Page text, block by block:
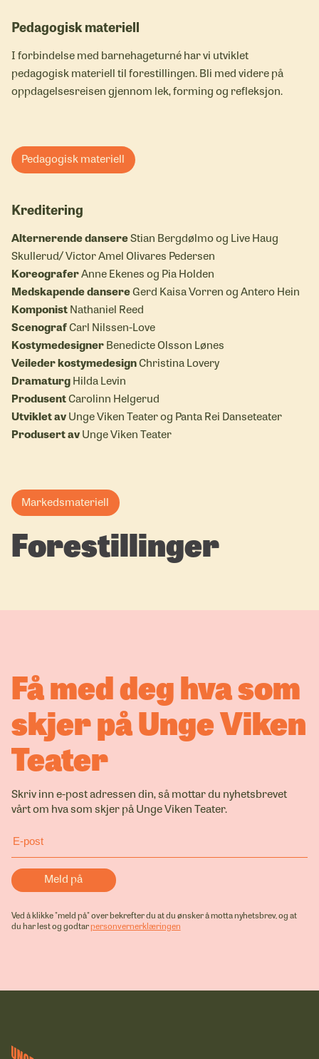
Pedagogisk materiell
I forbindelse med barnehageturné har vi utviklet
pedagogisk materiell til forestillingen. Bli med videre på
oppdagelsesreisen gjennom lek, forming og refleksjon.
Pedagogisk materiell
Kreditering
Alternerende dansereStian Bergdølmo og Live Haug
Skullerud/ Victor Amel Olivares Pedersen
KoreograferAnne Ekenes og Pia Holden
Medskapende dansereGerd Kaisa Vorren og Antero Hein
KomponistNathaniel Reed
ScenografCarl Nilssen-Love
KostymedesignerBenedicte Olsson Lønes
Veileder kostymedesignChristina Lovery
DramaturgHilda Levin
ProdusentCarolinn Helgerud
Utviklet avUnge Viken Teater og Panta Rei Danseteater
Produsert avUnge Viken Teater
Markedsmateriell
Forestillinger
Få med deg hva som
skjer på Unge Viken
Teater
Skriv inn e-post adressen din, så mottar du nyhetsbrevet
vårt om hva som skjer på Unge Viken Teater.
Ved å klikke "meld på" over bekrefter du at du ønsker å motta nyhetsbrev, og at
du har lest og godtarpersonvernerklæringen